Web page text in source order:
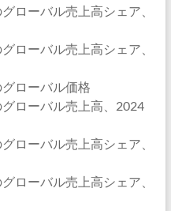
ローバル売上高シェア、
ローバル売上高シェア、
ローバル価格
ローバル売上高、2024
ローバル売上高シェア、
ローバル売上高シェア、